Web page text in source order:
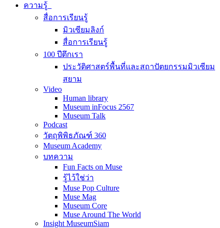
ความรู้
สื่อการเรียนรู้
มิวเซียมลิงก์
สื่อการเรียนรู้
100 ปีตึกเรา
ประวัติศาสตร์พื้นที่และสถาปัตยกรรมมิวเซียม
สยาม
Video
Human library
Museum inFocus 2567
Museum Talk
Podcast
วัตถุพิพิธภัณฑ์ 360
Museum Academy
บทความ
Fun Facts on Muse
รู้ไว้ใช่ว่า
Muse Pop Culture
Muse Mag
Museum Core
Muse Around The World
Insight MuseumSiam